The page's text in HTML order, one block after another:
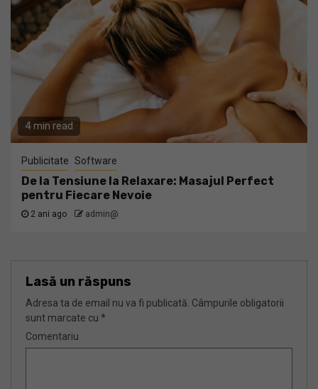
4 min read
Publicitate Software
De la Tensiune la Relaxare: Masajul Perfect
pentru Fiecare Nevoie
2 ani ago admin@
Lasă un răspuns
Adresa ta de email nu va fi publicată. Câmpurile obligatorii
sunt marcate cu *
Comentariu